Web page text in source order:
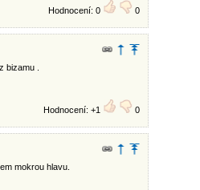
Hodnocení: 0 0
bizamu .
Hodnocení: +1 0
mokrou hlavu.